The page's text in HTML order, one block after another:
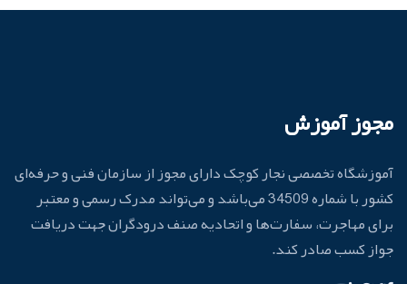
مجوز آموزش
آموزشگاه تخصصی نجار کوچک دارای مجوز از سازمان فنی و حرفه‌ای
کشور با شماره 34509 می‌باشد و می‌تواند مدرک رسمی و معتبر
برای مهاجرت، سفارت‌ها و اتحادیه صنف درودگران جهت دریافت
جواز کسب صادر کند.